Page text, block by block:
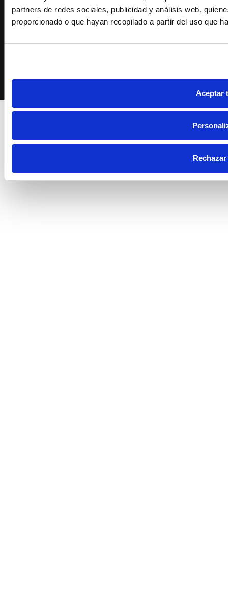
partners de redes sociales, publicidad y análisis web,
proporcionado o que hayan recopilado a partir del uso que
Aceptar